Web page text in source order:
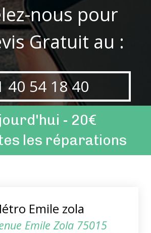
nous pour
Gratuit au :
40 54 18 40
- 20€
les réparations
Emile zola
Emile Zola 75015